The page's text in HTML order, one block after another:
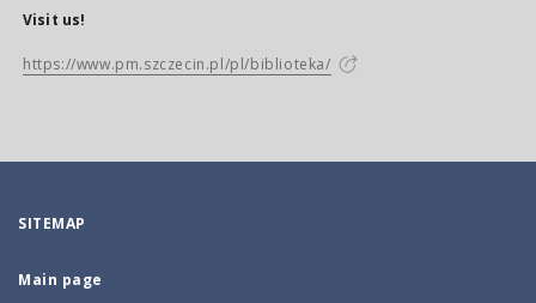
Visit us!
https://www.pm.szczecin.pl/pl/biblioteka/
SITEMAP
Main page